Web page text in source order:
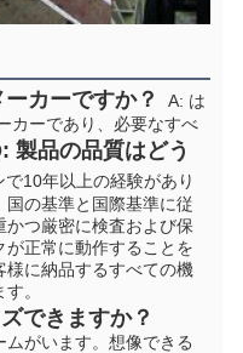
カーですか？
  A: は
カーであり、必要なすべ
製品の品質はどう
で10年以上の経験があり
国の基準と国際基準に従
かつ厳密に検査および保
正常に動作することを
に納品するすべての機
。
できますか？
がいます。想像できる